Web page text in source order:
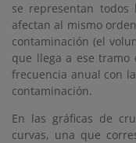
se representan
afectan al mismo
contaminación (el
que llega a ese tramo
frecuencia anual con
contaminación.
En las gráficas de
curvas, una que